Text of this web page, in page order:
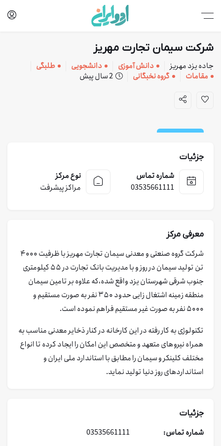
شركت سيمان تجارت مهريز
جاده یزد مهریز دانش آموزی دانشجویی
طلبگی
مقامات
گروه نخبگانی
کارخانه و خدمات
جزئیات
شماره تماس
03535661111
نوع مرکز
مراکز پیشرفت
معرفی مرکز
شرکت گروه صنعتی و معدنی سیمان تجارت مهریز با ظرفیت ۴۰۰۰
تن تولید سیمان در روز و با مدیریت بانک تجارت در ۵۵ کیلومتری
جنوب شرقی شهرستان یزد واقع شده،که علاوه بر تامین سیمان
منطقه زمینه اشتغال زایی حدود ۳۵۰ نفر به صورت مستقیم و
۵۰۰۰ نفر به صورت غیر مستقیم فراهم نموده است.
تکنولوژی به کار رفته در این کارخانه در کنار ذخایر معدنی مناسب به
همراه نیروهای متعهد و متخصص این امکان را ایجاد کرده تا انواع
مختلف کلینکر و سیمان را مطابق با استاندارد ملی ایران و
استانداردهای روز دنیا تولید نماید.
جزئیات
شماره تماس: 03535661111